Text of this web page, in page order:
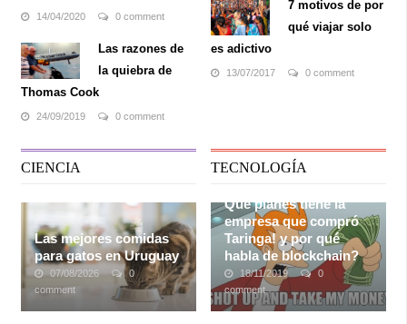
14/04/2020 0 comment
Las razones de
la quiebra de
Thomas Cook
24/09/2019 0 comment
7 motivos de por
qué viajar solo
es adictivo
13/07/2017 0 comment
CIENCIA
Las mejores comidas
para gatos en Uruguay
07/08/2026
0
comment
Cada vez más gente tiene
TECNOLOGÍA
Qué planes tiene la
empresa que compró
Taringa! y por qué
habla de blockchain?
18/11/2019
0
comment
Nadie lo vio venir. Durante